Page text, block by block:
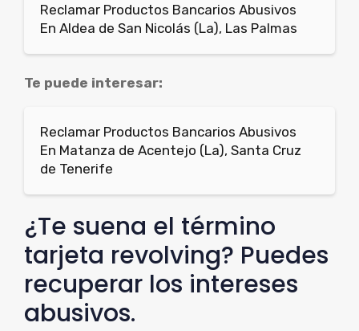
Reclamar Productos Bancarios Abusivos
En Aldea de San Nicolás (La), Las Palmas
Te puede interesar:
Reclamar Productos Bancarios Abusivos
En Matanza de Acentejo (La), Santa Cruz
de Tenerife
¿Te suena el término
tarjeta revolving? Puedes
recuperar los intereses
abusivos.